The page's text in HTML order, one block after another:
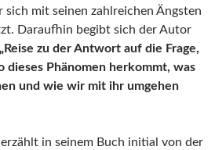
sich mit seinen zahlreichen Ängsten
Daraufhin begibt sich der Autor
„Reise zu der Antwort auf die Frage,
dieses Phänomen herkommt, was
und wie wir mit ihr umgehen
erzählt in seinem Buch initial von der